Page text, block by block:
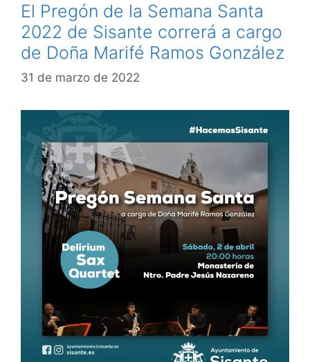
El Pregón de la Semana Santa
2022 de Sisante correrá a cargo
de Doña Marifé Ramos González
31 de marzo de 2022